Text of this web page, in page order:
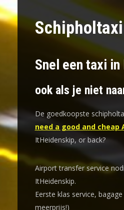
Snel een taxi
ook als je niet
De goedkoopste
need a good and
ItHeidenskip, or back?
Airport transfer service
ItHeidenskip.
Eerste klas service,
meerprijs!)